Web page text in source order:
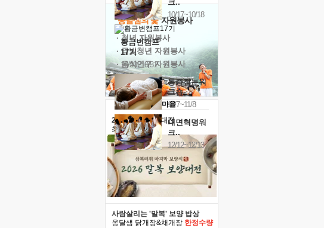
크..
10/17~10/18
황금변캠프
17기
10/30~10/31
통증잡는워
크숍
11/7~11/8
내면혁명워
크..
12/12~12/13
'옹달샘의 꽃'자원봉사
· 청년 자원봉사
· 금빛청년 자원봉사
· 음식연구 자원봉사
2026 말복 보양대전
최대74%할인
사람살리는 '말복' 보양 밥상
옹달샘 닭개장&채개장 한정수량